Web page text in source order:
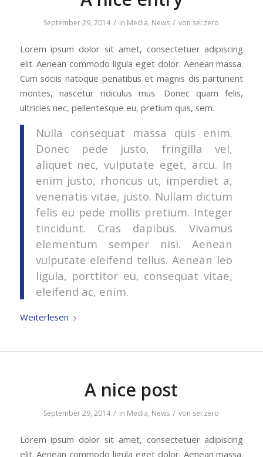
September 29, 2014 / in Media, News / von sei:zero
Lorem ipsum dolor sit amet, consectetuer adipiscing
elit. Aenean commodo ligula eget dolor. Aenean massa.
Cum sociis natoque penatibus et magnis dis parturient
montes, nascetur ridiculus mus. Donec quam felis,
ultricies nec, pellentesque eu, pretium quis, sem.
Nulla consequat massa quis enim.
Donec pede justo, fringilla vel,
aliquet nec, vulputate eget, arcu. In
enim justo, rhoncus ut, imperdiet a,
venenatis vitae, justo. Nullam dictum
felis eu pede mollis pretium. Integer
tincidunt. Cras dapibus. Vivamus
elementum semper nisi. Aenean
vulputate eleifend tellus. Aenean leo
ligula, porttitor eu, consequat vitae,
eleifend ac, enim.
Weiterlesen
A nice post
September 29, 2014 / in Media, News / von sei:zero
Lorem ipsum dolor sit amet, consectetuer adipiscing
elit. Aenean commodo ligula eget dolor. Aenean massa.